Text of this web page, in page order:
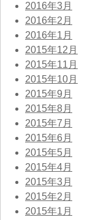
2016年3月
2016年2月
2016年1月
2015年12月
2015年11月
2015年10月
2015年9月
2015年8月
2015年7月
2015年6月
2015年5月
2015年4月
2015年3月
2015年2月
2015年1月